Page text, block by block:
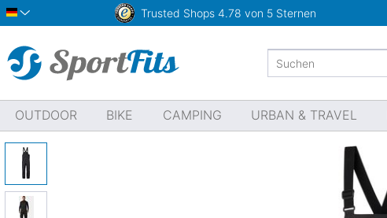
Deutsch Trusted Shops 4.78 von 5 Sternen
OUTDOOR BIKE CAMPING URBAN & TRAVEL